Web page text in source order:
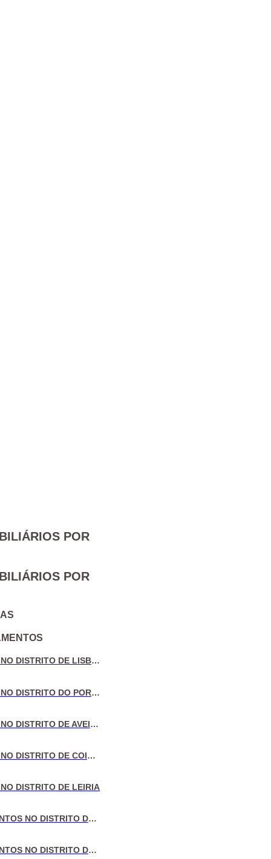
POR
POR
VENDA DE MORADIAS NO DISTRITO DE LISBOA
VENDA DE MORADIAS NO DISTRITO DO PORTO
VENDA DE MORADIAS NO DISTRITO DE AVEIRO
VENDA DE MORADIAS NO DISTRITO DE COIMBRA
DISTRITO DE LEIRIA
VENDA DE APARTAMENTOS NO DISTRITO DE LISBOA
VENDA DE APARTAMENTOS NO DISTRITO DO PORTO